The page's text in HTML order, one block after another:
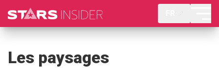
Les paysages